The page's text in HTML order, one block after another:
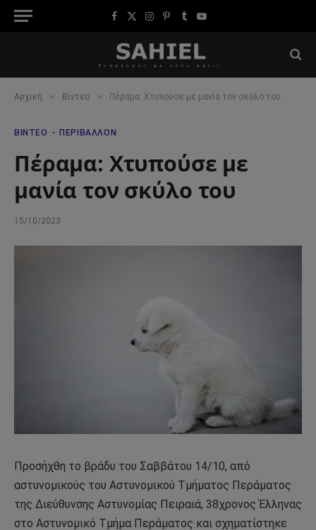
Facebook
X
Instagram
Pinterest
TumblrYouTube
Αρχική » Βίντεο » Πέραμα: Χτυπούσε με μανία τον σκύλο του
ΒΊΝΤΕΟ ΠΕΡΙΒΆΛΛΟΝ
Πέραμα: Χτυπούσε με
μανία τον σκύλο του
15/10/2023
Προσήχθη το βράδυ του Σαββάτου 14/10, από
αστυνομικούς του Αστυνομικού Τμήματος Περάματος
της Διεύθυνσης Αστυνομίας Πειραιά, 38χρονος Έλληνας
στο Αστυνομικό Τμήμα Περάματος και σχηματίστηκε